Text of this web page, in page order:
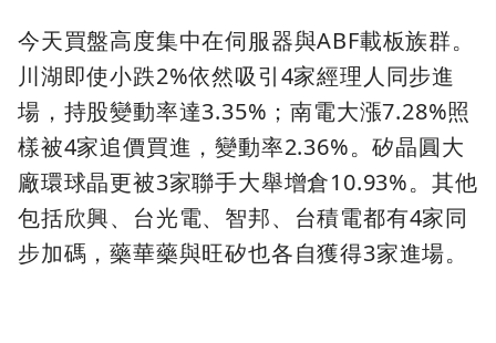
今天買盤高度集中在伺服器與ABF載板族群。
川湖即使小跌2%依然吸引4家經理人同步進
場，持股變動率達3.35%；南電大漲7.28%照
樣被4家追價買進，變動率2.36%。矽晶圓大
廠環球晶更被3家聯手大舉增倉10.93%。其他
包括欣興、台光電、智邦、台積電都有4家同
步加碼，藥華藥與旺矽也各自獲得3家進場。